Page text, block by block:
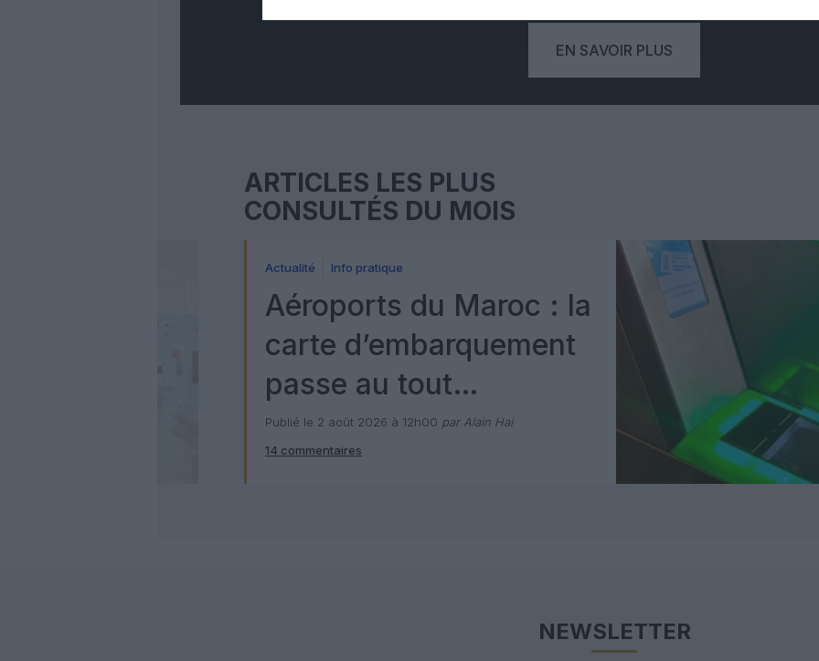
EN SAVOIR PLUS
ARTICLES LES PLUS
CONSULTÉS DU MOIS
Actualité Info pratique
Aéroports du Maroc : la
carte d’embarquement
passe au tout
numérique avec Pax
Check
Publié le 2 août 2026 à 12h00 par Alain Hai
14 commentaires
NEWSLETTER